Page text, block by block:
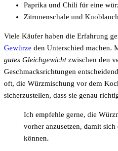
Paprika und Chili für eine
Zitronenschale und
Viele Käufer haben die Erfahrung
Gewürze den Unterschied machen.
gutes Gleichgewichtzwischen den
Geschmacksrichtungen
oft, die Würzmischung vor dem
sicherzustellen, dass sie genau
Ich empfehle gerne, die
vorher anzusetzen, damit
können.